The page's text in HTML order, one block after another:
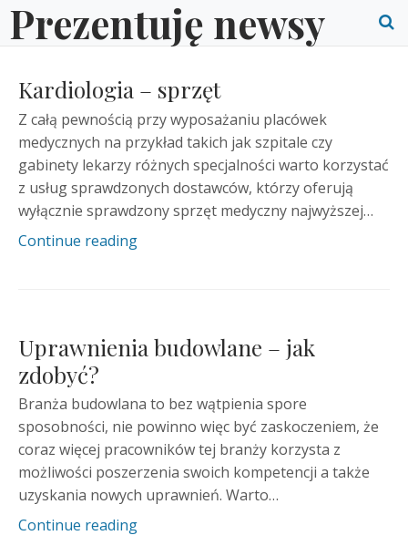
Skip
toPrezentuję newsy
Kardiologia – sprzęt
Z całą pewnością przy wyposażaniu placówek
medycznych na przykład takich jak szpitale czy
gabinety lekarzy różnych specjalności warto korzystać
z usług sprawdzonych dostawców, którzy oferują
wyłącznie sprawdzony sprzęt medyczny najwyższej…
Continue reading
Uprawnienia budowlane – jak
zdobyć?
Branża budowlana to bez wątpienia spore
sposobności, nie powinno więc być zaskoczeniem, że
coraz więcej pracowników tej branży korzysta z
możliwości poszerzenia swoich kompetencji a także
uzyskania nowych uprawnień. Warto…
Continue reading